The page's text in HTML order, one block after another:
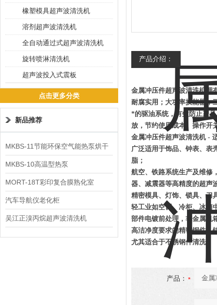
产品介绍：
金属冲压件超声波清洗机拥
耐腐实用；大功率换能器，
*的驱油系统，有效防止产
放，节约使用成本。操作开
金属冲压件超声波清洗机 -
广泛适用于饰品、钟表、表
脂；
航空、铁路系统生产及维修
器、减震器等高精度的超声
精密模具、灯饰、锁具、刀
轻工业如空调、冷柜、冰箱
部件电镀前处理，非金属机
高洁净度要求的精密铜件、
尤其适合于不锈钢件清洗；
产品：
橡塑模具超声波清洗机
溶剂超声波清洗机
全自动通过式超声波清洗机
旋转喷淋清洗机
超声波投入式震板
点击更多分类
新品推荐
MKBS-11节能环保空气能热泵烘干
机
MKBS-10高温型热泵
MORT-18T彩印复合膜熟化室
汽车导航仪老化柜
吴江正溴丙烷超声波清洗机